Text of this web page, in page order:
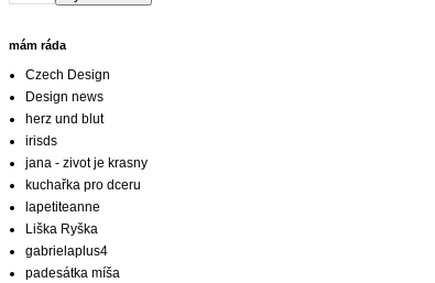
mám ráda
Czech Design
Design news
herz und blut
irisds
jana - zivot je krasny
kuchařka pro dceru
lapetiteanne
Liška Ryška
gabrielaplus4
padesátka míša